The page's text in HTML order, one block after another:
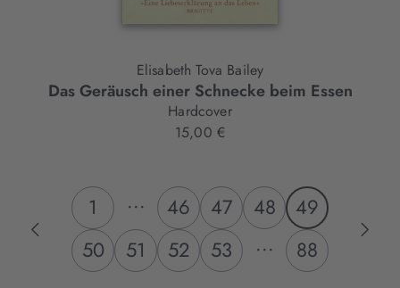
Elisabeth Tova Bailey
Das Geräusch einer Schnecke beim Essen
Hardcover
15,00 €
1 ... 46 47 48
49
50
51 52 53 ... 88